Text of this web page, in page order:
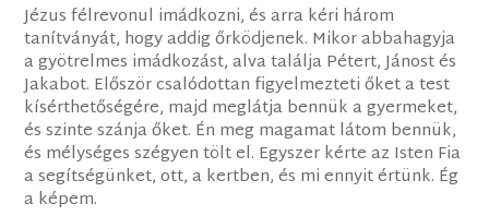
Jézus félrevonul imádkozni, és arra kéri három
tanítványát, hogy addig őrködjenek. Mikor abbahagyja
a gyötrelmes imádkozást, alva találja Pétert, Jánost és
Jakabot. Először csalódottan figyelmezteti őket a test
kísérthetőségére, majd meglátja bennük a gyermeket,
és szinte szánja őket. Én meg magamat látom bennük,
és mélységes szégyen tölt el. Egyszer kérte az Isten Fia
a segítségünket, ott, a kertben, és mi ennyit értünk. Ég
a képem.